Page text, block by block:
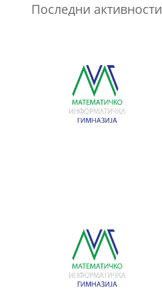
Последни активности